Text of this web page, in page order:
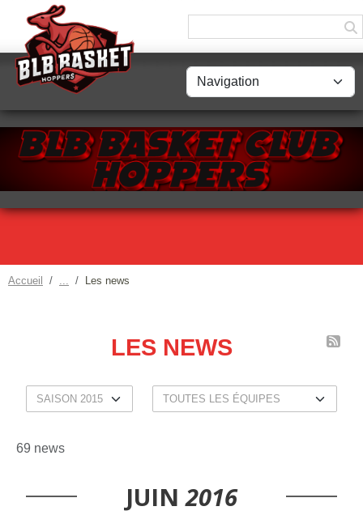
Accueil Les news
LES NEWS
69 news
JUIN 2016
Panneau de gestion des cookies